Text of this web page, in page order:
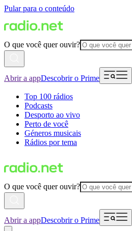
Pular para o conteúdo
O que você quer ouvir?
Abrir a appDescobrir o Prime
Top 100 rádios
Podcasts
Desporto ao vivo
Perto de você
Géneros musicais
Rádios por tema
O que você quer ouvir?
Abrir a appDescobrir o Prime